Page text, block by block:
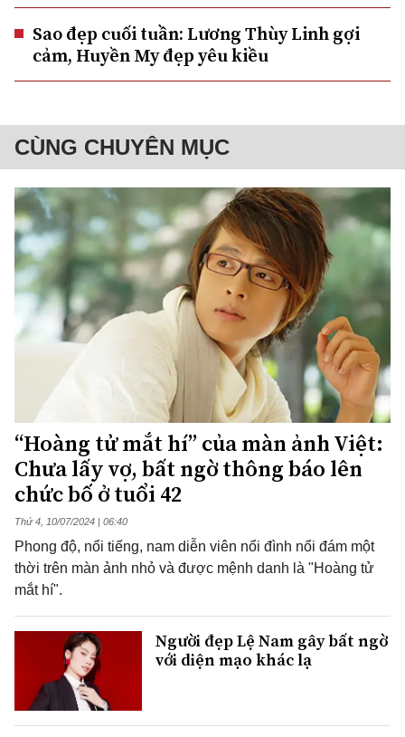
Sao đẹp cuối tuần: Lương Thùy Linh gợi
cảm, Huyền My đẹp yêu kiều
CÙNG CHUYÊN MỤC
“Hoàng tử mắt hí” của màn ảnh Việt:
Chưa lấy vợ, bất ngờ thông báo lên
chức bố ở tuổi 42
Thứ 4, 10/07/2024 | 06:40
Phong độ, nổi tiếng, nam diễn viên nổi đình nổi đám một
thời trên màn ảnh nhỏ và được mệnh danh là "Hoàng tử
mắt hí".
Người đẹp Lệ Nam gây bất ngờ
với diện mạo khác lạ